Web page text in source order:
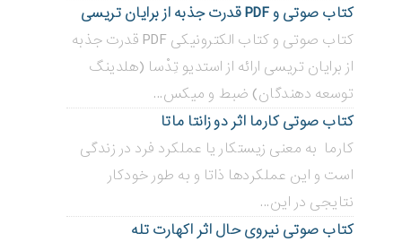
کتاب صوتی و PDF قدرت جذبه از برایان تریسی
کتاب صوتی و کتاب الکترونیکی PDF قدرت جذبه
از برایان تریسی ارائه از استدیو تِدْسا (هلدینگ
توسعه دهندگان) ضبط و میکس...
کتاب صوتی کارما اثر دو زانتا ماتا
کارما به معنی زیستکار یا عملکرد فرد در زندگی
است و این عملکردها ذاتا و به طور خودکار
نتایجی در این...
کتاب صوتی نیروی حال اثر اکهارت تله